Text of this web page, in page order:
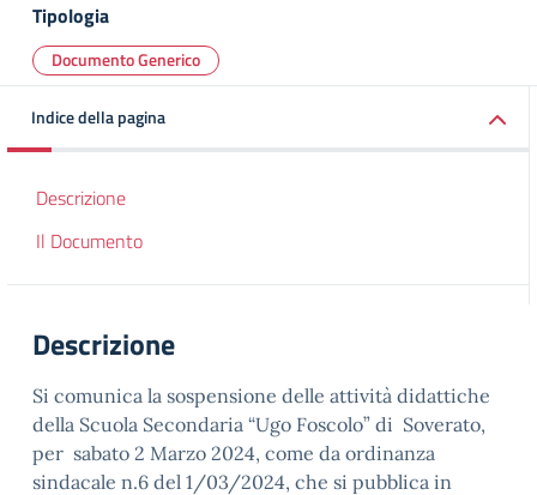
Tipologia
Documento Generico
Indice della pagina
Descrizione
Il Documento
Descrizione
Si comunica la sospensione delle attività didattiche
della Scuola Secondaria “Ugo Foscolo” di Soverato,
per sabato 2 Marzo 2024, come da ordinanza
sindacale n.6 del 1/03/2024, che si pubblica in